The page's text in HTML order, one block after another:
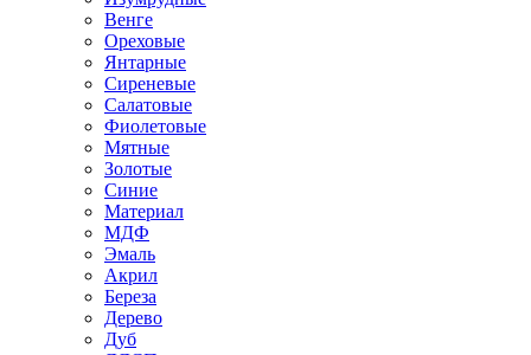
Венге
Ореховые
Янтарные
Сиреневые
Салатовые
Фиолетовые
Мятные
Золотые
Синие
Материал
МДФ
Эмаль
Акрил
Береза
Дерево
Дуб